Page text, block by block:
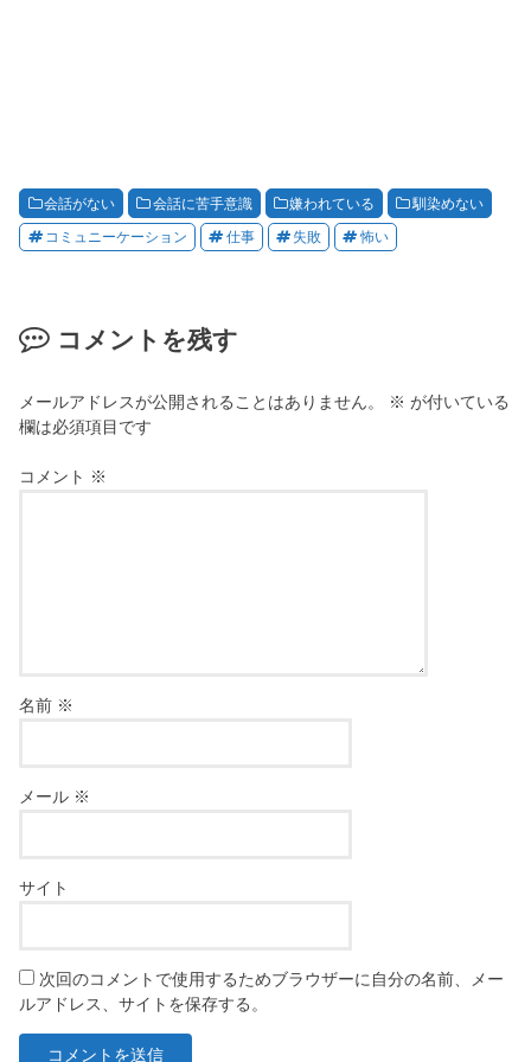
会話がない 会話に苦手意識 嫌われている 馴染めない
コミュニーケーション 仕事 失敗 怖い
コメントを残す
メールアドレスが公開されることはありません。 ※ が付いている
欄は必須項目です
コメント ※
名前 ※
メール ※
サイト
次回のコメントで使用するためブラウザーに自分の名前、メー
ルアドレス、サイトを保存する。